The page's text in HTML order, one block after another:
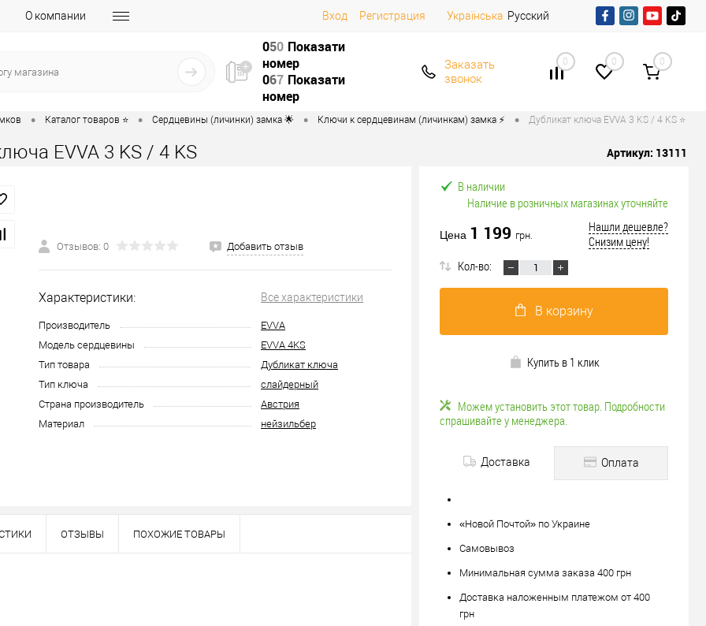
О компании Вход Регистрация Українська Русский
050 Показати
номер
067 Показати
номер
Заказать
звонок
0 0 0
• Каталог товаров ⭐ • Сердцевины (личинки) замка 🌟 • Ключи к сердцевинам (личинкам) замка ⚡️ • Дубликат ключа EVVA 3 KS / 4 KS ⭐
EVVA 3 KS / 4 KS Артикул: 13111
Отзывов: 0 Добавить отзыв
Характеристики: Все характеристики
Производитель
EVVA
Модель сердцевины
EVVA 4KS
Тип товара
Дубликат ключа
Тип ключа
слайдерный
Страна производитель
Австрия
Материал
нейзильбер
Наличие в розничных магазинах уточняйте
ОТЗЫВЫ ПОХОЖИЕ ТОВАРЫ
В наличии
Наличие в розничных магазинах уточняйте
Цена 1 199 грн.
Нашли дешевле?
Снизим цену!
Кол-во:
В корзину
Купить в 1 клик
Можем установить этот товар. Подробности
спрашивайте у менеджера.
Доставка Оплата
«Новой Почтой» по Украине
Самовывоз
Минимальная сумма заказа 400 грн
Доставка наложенным платежом от 400
грн